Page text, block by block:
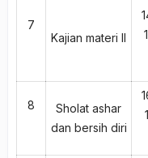
7
Kajian materi II
8
Sholat ashar
dan bersih diri